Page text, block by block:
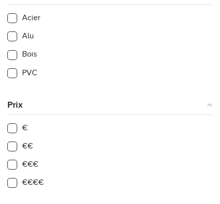
Acier
Alu
Bois
PVC
Prix
€
€€
€€€
€€€€